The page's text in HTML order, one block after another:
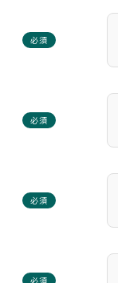
必須
必須
必須
必須